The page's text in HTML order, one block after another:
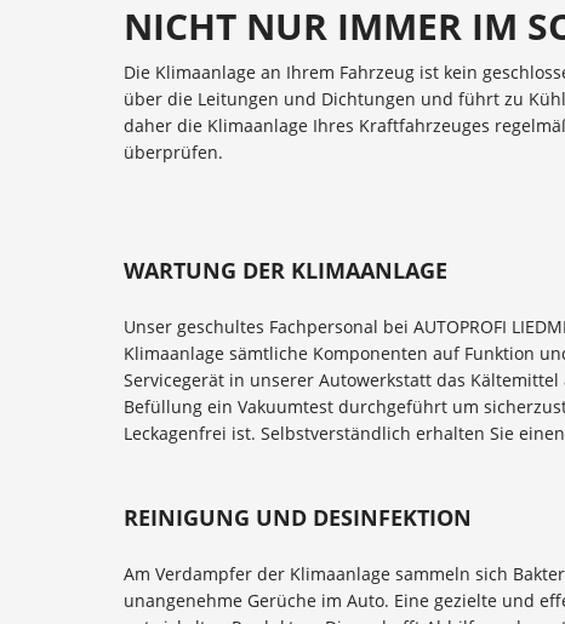
NICHT NUR IMMER IM
Die Klimaanlage an Ihrem Fahrzeug ist kein
über die Leitungen und Dichtungen und führt zu
daher die Klimaanlage Ihres Kraftfahrzeuges
überprüfen.
WARTUNG DER KLIMAANLAGE
Unser geschultes Fachpersonal bei AUTOPROFI
Klimaanlage sämtliche Komponenten auf Funktion
Servicegerät in unserer Autowerkstatt das
Befüllung ein Vakuumtest durchgeführt um
Leckagenfrei ist. Selbstverständlich erhalten Sie
REINIGUNG UND DESINFEKTION
Am Verdampfer der Klimaanlage sammeln sich
unangenehme Gerüche im Auto. Eine gezielte und